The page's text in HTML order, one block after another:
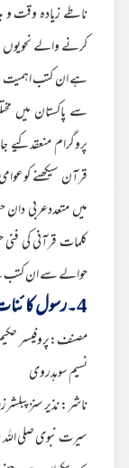
ناطے زیادہ وقت و
کرنے والے نحویوں
ہے ان کتب اہمیت
سے پاکستان میں
پروگرام
قرآن سیکھنے
میں متعددعربی
کلمات قرآنی کی
حوالے سے ان کتب
4۔رسول کا ئنات صلی اللہ علیہ وسلم
مصنف:پروفیسر
نسیم سوہدروی
ناشر: نذیر سنزپبلشرز40/اے اردو بازار لاہور صفحات :340۔
سیرت نبوی صلی